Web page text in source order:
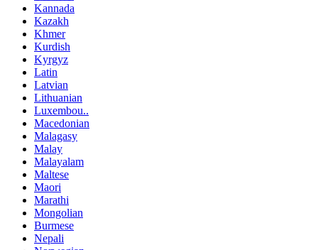
Kannada
Kazakh
Khmer
Kurdish
Kyrgyz
Latin
Latvian
Lithuanian
Luxembou..
Macedonian
Malagasy
Malay
Malayalam
Maltese
Maori
Marathi
Mongolian
Burmese
Nepali